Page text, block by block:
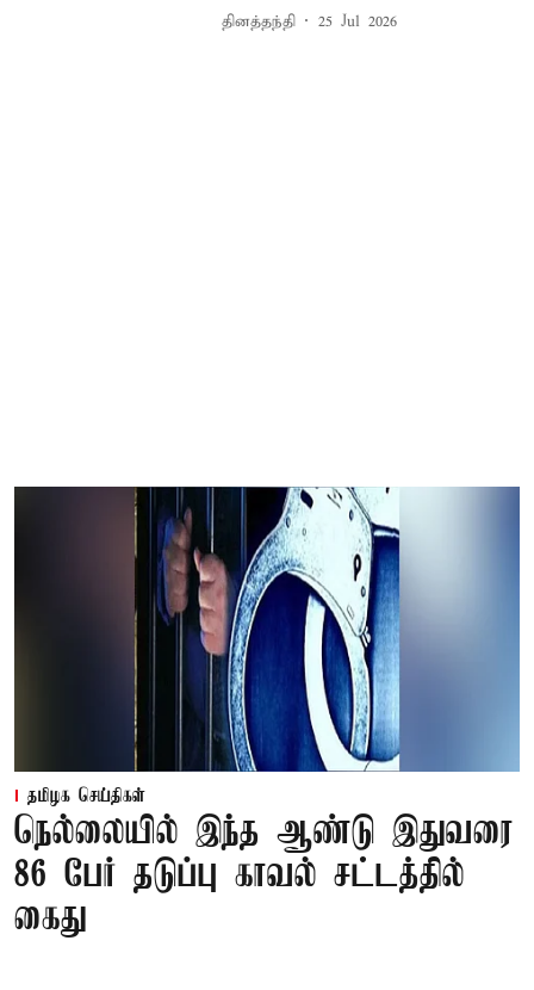
தினத்தந்தி 25 Jul 2026
தமிழக செய்திகள்
நெல்லையில் இந்த ஆண்டு இதுவரை
86 பேர் தடுப்பு காவல் சட்டத்தில்
கைது